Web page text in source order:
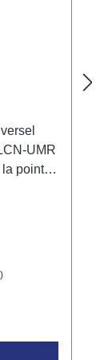
UMR
pointe
Le
dans